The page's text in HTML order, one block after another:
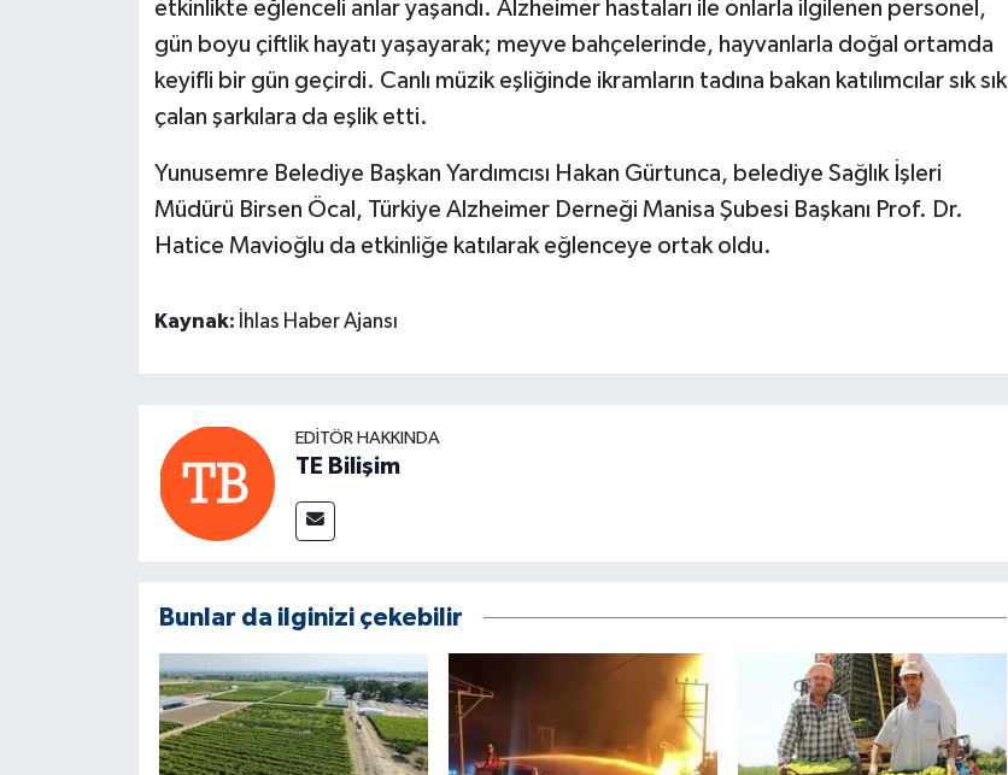
etkinlikte eğlenceli anlar yaşandı. Alzheimer hastaları ile onlarla ilgilenen personel,
gün boyu çiftlik hayatı yaşayarak; meyve bahçelerinde, hayvanlarla doğal ortamda
keyifli bir gün geçirdi. Canlı müzik eşliğinde ikramların tadına bakan katılımcılar sık sık
çalan şarkılara da eşlik etti.
Yunusemre Belediye Başkan Yardımcısı Hakan Gürtunca, belediye Sağlık İşleri
Müdürü Birsen Öcal, Türkiye Alzheimer Derneği Manisa Şubesi Başkanı Prof. Dr.
Hatice Mavioğlu da etkinliğe katılarak eğlenceye ortak oldu.
Kaynak: İhlas Haber Ajansı
EDITÖR HAKKINDA
TE Bilişim
Bunlar da ilginizi çekebilir